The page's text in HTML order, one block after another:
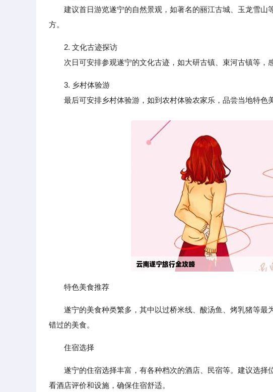
建议首日游览遂宁的自然景观，如著名的丽江古城、玉龙雪山
方。
2. 文化古迹探访
次日可安排参观遂宁的文化古迹，如大研古镇、束河古镇等，感
3. 乡村体验游
最后可安排乡村体验游，如到农村体验农家乐，品尝当地特色美
特色美食推荐
遂宁的美食种类繁多，其中以过桥米线、酸汤鱼、烤乳猪等
错过的美食。
住宿选择
遂宁的住宿选择丰富，有各种档次的酒店、民宿等。建议选
看酒店评价和设施，确保住宿舒适。